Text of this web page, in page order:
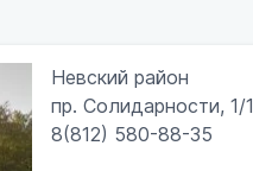
Невский район
пр. Солидарности, 1/1
8(812) 580-88-35